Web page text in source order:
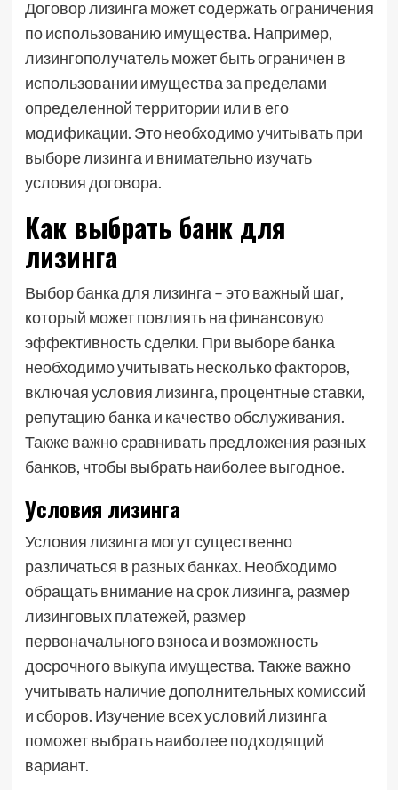
Договор лизинга может содержать ограничения
по использованию имущества. Например,
лизингополучатель может быть ограничен в
использовании имущества за пределами
определенной территории или в его
модификации. Это необходимо учитывать при
выборе лизинга и внимательно изучать
условия договора.
Как выбрать банк для
лизинга
Выбор банка для лизинга – это важный шаг,
который может повлиять на финансовую
эффективность сделки. При выборе банка
необходимо учитывать несколько факторов,
включая условия лизинга, процентные ставки,
репутацию банка и качество обслуживания.
Также важно сравнивать предложения разных
банков, чтобы выбрать наиболее выгодное.
Условия лизинга
Условия лизинга могут существенно
различаться в разных банках. Необходимо
обращать внимание на срок лизинга, размер
лизинговых платежей, размер
первоначального взноса и возможность
досрочного выкупа имущества. Также важно
учитывать наличие дополнительных комиссий
и сборов. Изучение всех условий лизинга
поможет выбрать наиболее подходящий
вариант.